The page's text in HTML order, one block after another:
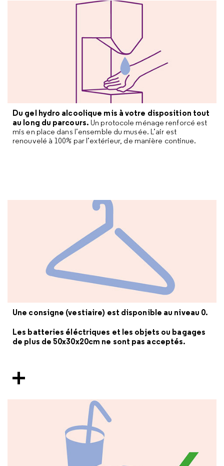
Du gel hydro alcoolique mis à votre disposition tout
au long du parcours. Un protocole ménage renforcé est
mis en place dans l’ensemble du musée. L’air est
renouvelé à 100% par l’extérieur, de manière continue.
Une consigne (vestiaire) est disponible au niveau 0.
Les batteries éléctriques et les objets ou bagages
de plus de 50x30x20cm ne sont pas acceptés.